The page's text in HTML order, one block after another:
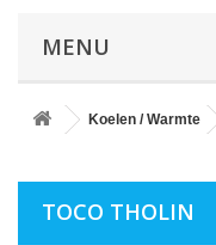
MENU
Koelen / Warmte
TOCO THOLIN